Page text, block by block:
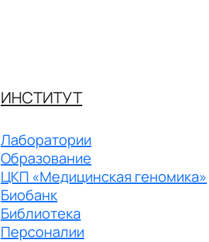
ИНСТИТУТ
Лаборатории
Образование
ЦКП «Медицинская геномика»
Биобанк
Библиотека
Персоналии